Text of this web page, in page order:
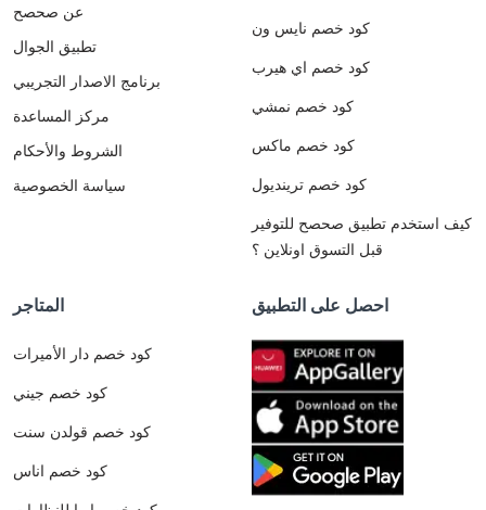
عن صحصح
تطبيق الجوال
برنامج الاصدار التجريبي
مركز المساعدة
الشروط والأحكام
سياسة الخصوصية
كود خصم نايس ون
كود خصم اي هيرب
كود خصم نمشي
كود خصم ماكس
كود خصم ترينديول
كيف استخدم تطبيق صحصح للتوفير
قبل التسوق اونلاين ؟
المتاجر
كود خصم دار الأميرات
كود خصم جيني
كود خصم قولدن سنت
كود خصم اناس
احصل على التطبيق